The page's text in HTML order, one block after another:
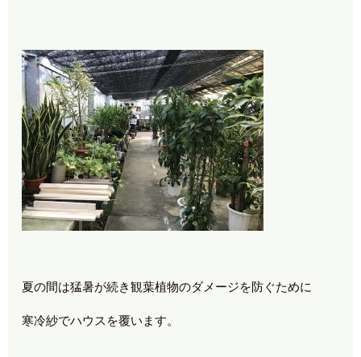
夏の間は猛暑が続き観葉植物のダメージを防ぐために
寒冷紗でハウスを覆います。